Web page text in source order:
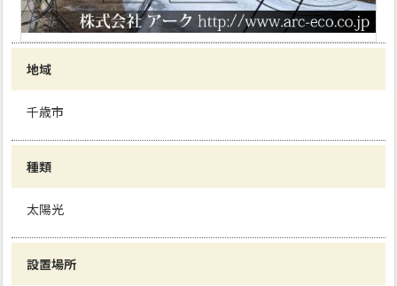
地域
千歳市
種類
太陽光
設置場所